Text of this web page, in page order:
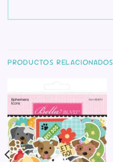
PRODUCTOS RELACIONADOS